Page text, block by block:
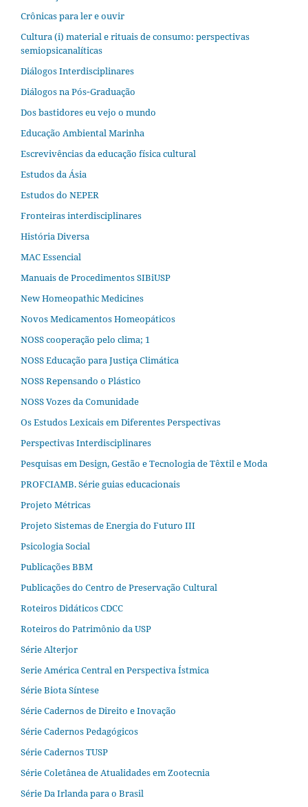
Crônicas para ler e ouvir
Cultura (i) material e rituais de consumo: perspectivas
semiopsicanalíticas
Diálogos Interdisciplinares
Diálogos na Pós‐Graduação
Dos bastidores eu vejo o mundo
Educação Ambiental Marinha
Escrevivências da educação física cultural
Estudos da Ásia​
Estudos do NEPER
Fronteiras interdisciplinares
História Diversa
MAC Essencial
Manuais de Procedimentos SIBiUSP
New Homeopathic Medicines
Novos Medicamentos Homeopáticos
NOSS cooperação pelo clima; 1
NOSS Educação para Justiça Climática
NOSS Repensando o Plástico
NOSS Vozes da Comunidade
Os Estudos Lexicais em Diferentes Perspectivas
Perspectivas Interdisciplinares
Pesquisas em Design, Gestão e Tecnologia de Têxtil e Moda
PROFCIAMB. Série guias educacionais
Projeto Métricas
Projeto Sistemas de Energia do Futuro III
Psicologia Social
Publicações BBM
Publicações do Centro de Preservação Cultural
Roteiros Didáticos CDCC
Roteiros do Patrimônio da USP
Série Alterjor
Serie América Central en Perspectiva Ístmica
Série Biota Síntese
Série Cadernos de Direito e Inovação
Série Cadernos Pedagógicos
Série Cadernos TUSP
Série Coletânea de Atualidades em Zootecnia
Série Da Irlanda para o Brasil